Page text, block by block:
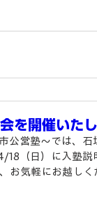
を開催いたし
公営塾～では、
18（日）に入塾説
お気軽にお越しく